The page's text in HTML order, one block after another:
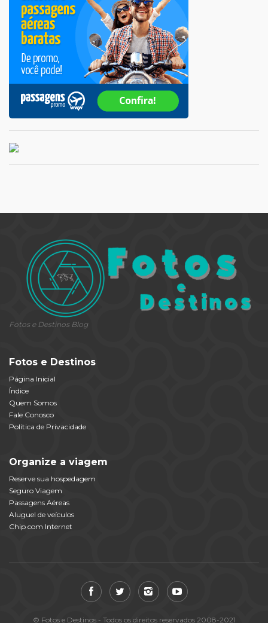
Fotos e Destinos Blog
Fotos e Destinos
Página Inicial
Índice
Quem Somos
Fale Conosco
Política de Privacidade
Organize a viagem
Reserve sua hospedagem
Seguro Viagem
Passagens Aéreas
Aluguel de veículos
Chip com Internet
© Fotos e Destinos - Todos os direitos reservados 2008-2021